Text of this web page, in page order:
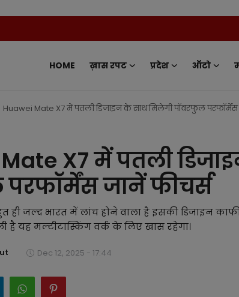
HOME ख़ास रपट प्रदेश ऑटो
Huawei Mate X7 में पतली डिजाइन के साथ मिलेगी पॉवरफुल परफॉर्मेंस
X7 में पतली
जानें फीचर्स
ही जल्द भारत में लांच होने वाला है इसकी डिजाइन
है यह मल्टीटास्किंग वर्क के लिए खास रहेगा।
Dec 12, 2025 - 17:44